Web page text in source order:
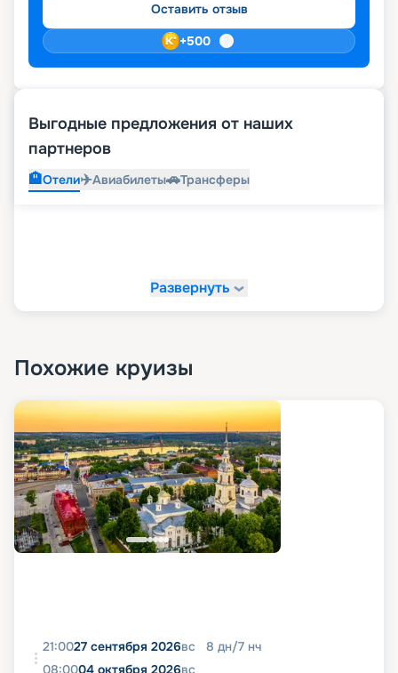
Оставить отзыв
+500
Выгодные предложения от наших
партнеров
🏨Отели✈️Авиабилеты🚗Трансферы
Развернуть
Похожие круизы
21:0027 сентября 2026вс 8 дн/7 нч